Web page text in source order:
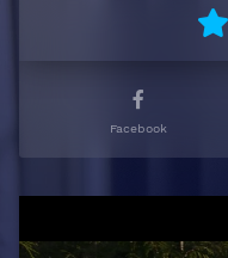
Facebook